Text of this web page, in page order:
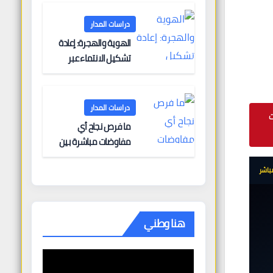
دراسات المدار
الهوية والهجرة: إعادة
تشكيل الانتماء عبر
دراسات المدار
ما فرص نجاح أي
مفاوضات مباشرة بين
هنا وطني